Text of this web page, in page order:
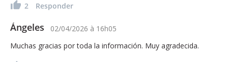
2 Responder
Ángeles 02/04/2026 à 16h05
Muchas gracias por toda la información. Muy agradecida.